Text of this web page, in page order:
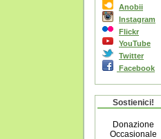
Anobii
Instagram
Flickr
YouTube
Twitter
Facebook
Sostienici!
Donazione
Occasionale